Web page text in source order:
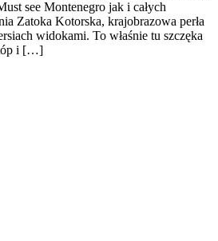
see Montenegro jak i całych
Zatoka Kotorska, krajobrazowa perła
widokami. To właśnie tu szczęka
i […]